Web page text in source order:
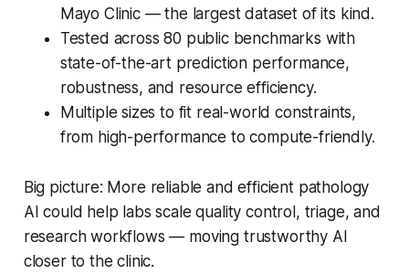
Mayo Clinic — the largest dataset of its kind.
Tested across 80 public benchmarks with
state-of-the-art prediction performance,
robustness, and resource efficiency.
Multiple sizes to fit real-world constraints,
from high-performance to compute-friendly.
Big picture: More reliable and efficient pathology
AI could help labs scale quality control, triage, and
research workflows — moving trustworthy AI
closer to the clinic.